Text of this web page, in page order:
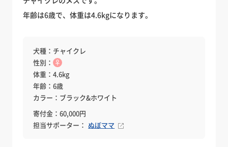
年齢は6歳で、体重は4.6kgになります。
犬種：チャイクレ
性別： ♀
体重：4.6kg
年齢：6歳
カラー：ブラック&ホワイト
寄付金：60,000円
担当サポーター： ぬぼママ